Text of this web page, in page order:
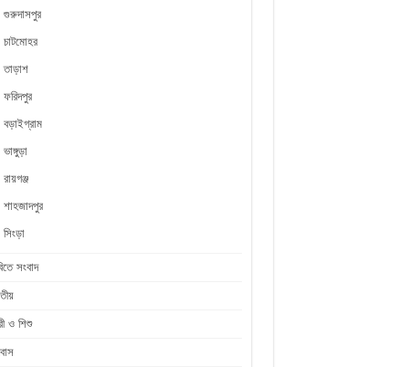
গুরুদাসপুর
চাটমোহর
তাড়াশ
ফরিদপুর
বড়াইগ্রাম
ভাঙ্গুড়া
রায়গঞ্জ
শাহজাদপুর
সিংড়া
সংবাদ
ও শিশু